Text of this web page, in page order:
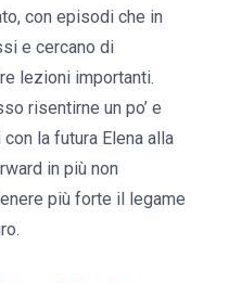
con episodi che in
e cercano di
lezioni importanti.
risentirne un po’ e
la futura Elena alla
in più non
più forte il legame